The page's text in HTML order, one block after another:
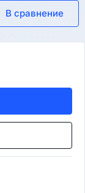
В сравнение